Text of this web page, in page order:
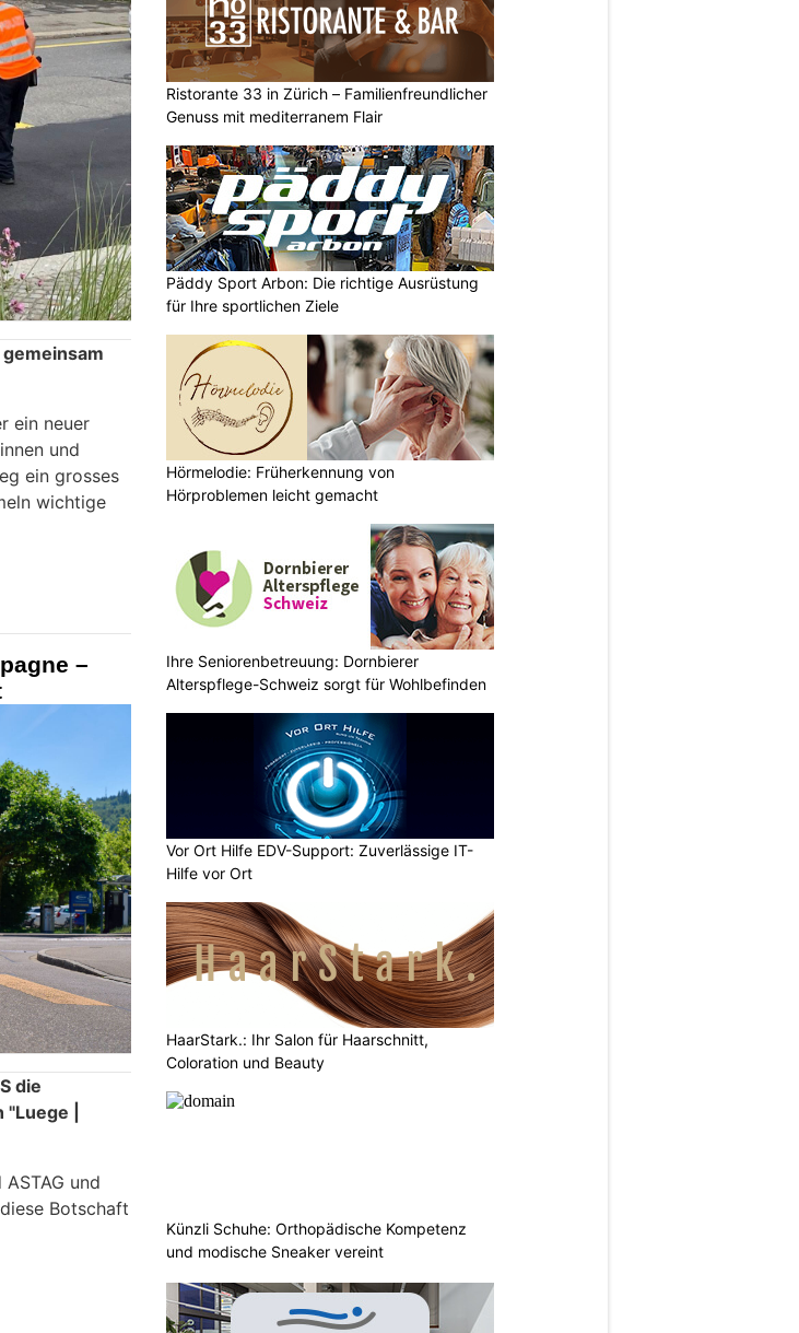
ein neuer
und
ein grosses
wichtige
–
die
|
und
Botschaft
Ristorante 33 in Zürich – Familienfreundlicher
Genuss mit mediterranem Flair
Päddy Sport Arbon: Die richtige Ausrüstung
für Ihre sportlichen Ziele
Hörmelodie: Früherkennung von
Hörproblemen leicht gemacht
Ihre Seniorenbetreuung: Dornbierer
Alterspflege-Schweiz sorgt für Wohlbefinden
Vor Ort Hilfe EDV-Support: Zuverlässige IT-
Hilfe vor Ort
HaarStark.: Ihr Salon für Haarschnitt,
Coloration und Beauty
Künzli Schuhe: Orthopädische Kompetenz
und modische Sneaker vereint